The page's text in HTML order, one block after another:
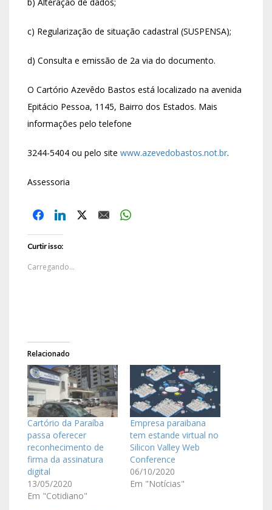
b) Alteração de dados;
c) Regularização de situação cadastral (SUSPENSA);
d) Consulta e emissão de 2a via do documento.
O Cartório Azevêdo Bastos está localizado na avenida
Epitácio Pessoa, 1145, Bairro dos Estados. Mais
informações pelo telefone
3244-5404 ou pelo site www.azevedobastos.not.br.
Assessoria
Curtir isso:
Carregando...
Relacionado
Cartório da Paraíba
passa oferecer
reconhecimento de
firma da assinatura
digital
13/05/2020
Em "Cotidiano"
Empresa paraibana
tem estande virtual no
Silicon Valley Web
Conference
06/10/2020
Em "Notícias"